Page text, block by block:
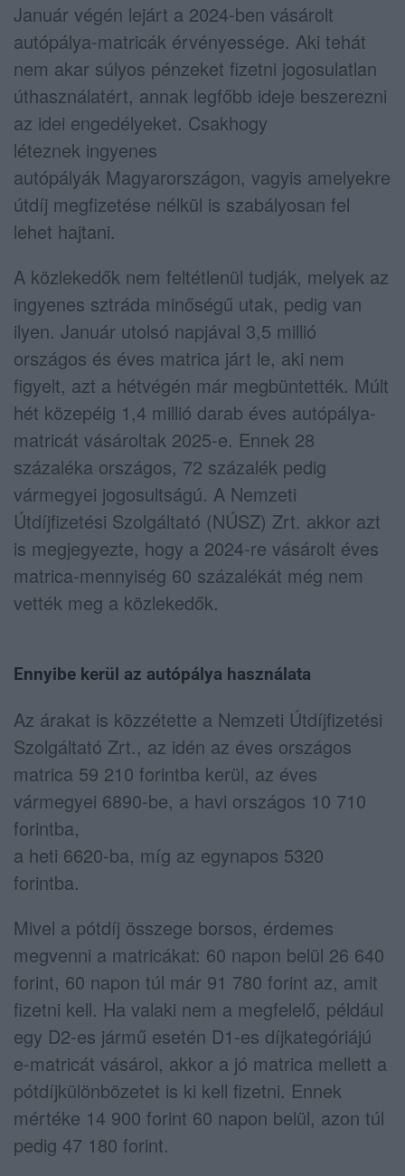
Január végén lejárt a 2024-ben vásárolt
autópálya-matricák érvényessége. Aki tehát
nem akar súlyos pénzeket fizetni jogosulatlan
úthasználatért, annak legfőbb ideje beszerezni
az idei engedélyeket. Csakhogy
léteznek ingyenes
autópályák Magyarországon, vagyis amelyekre
útdíj megfizetése nélkül is szabályosan fel
lehet hajtani.
A közlekedők nem feltétlenül tudják, melyek az
ingyenes sztráda minőségű utak, pedig van
ilyen. Január utolsó napjával 3,5 millió
országos és éves matrica járt le, aki nem
figyelt, azt a hétvégén már megbüntették. Múlt
hét közepéig 1,4 millió darab éves autópálya-
matricát vásároltak 2025-e. Ennek 28
százaléka országos, 72 százalék pedig
vármegyei jogosultságú. A Nemzeti
Útdíjfizetési Szolgáltató (NÚSZ) Zrt. akkor azt
is megjegyezte, hogy a 2024-re vásárolt éves
matrica-mennyiség 60 százalékát még nem
vették meg a közlekedők.
Ennyibe kerül az autópálya használata
Az árakat is közzétette a Nemzeti Útdíjfizetési
Szolgáltató Zrt., az idén az éves országos
matrica 59 210 forintba kerül, az éves
vármegyei 6890-be, a havi országos 10 710
forintba,
a heti 6620-ba, míg az egynapos 5320
forintba.
Mivel a pótdíj összege borsos, érdemes
megvenni a matricákat: 60 napon belül 26 640
forint, 60 napon túl már 91 780 forint az, amit
fizetni kell. Ha valaki nem a megfelelő, például
egy D2-es jármű esetén D1-es díjkategóriájú
e-matricát vásárol, akkor a jó matrica mellett a
pótdíjkülönbözetet is ki kell fizetni. Ennek
mértéke 14 900 forint 60 napon belül, azon túl
pedig 47 180 forint.